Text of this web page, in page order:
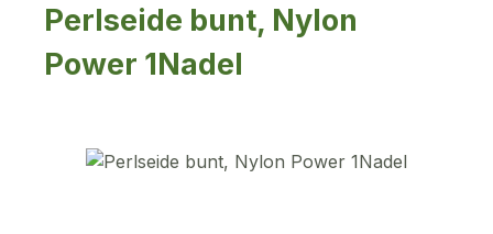
Perlseide bunt, Nylon
Power 1Nadel
Bildergalerie überspringen